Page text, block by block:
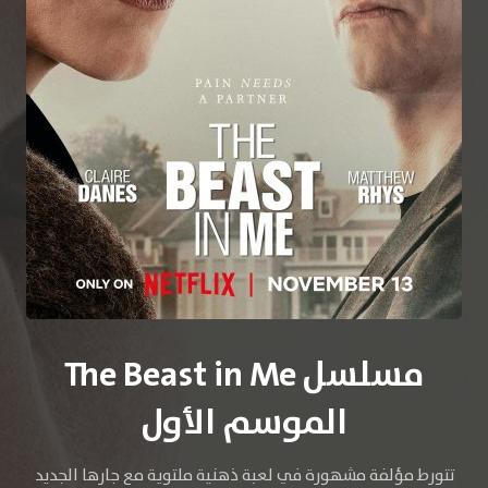
مسلسل The Beast in Me
الموسم الأول
تتورط مؤلفة مشهورة في لعبة ذهنية ملتوية مع جارها الجديد